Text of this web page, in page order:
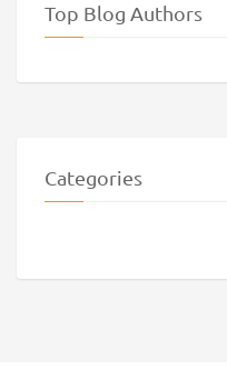
Top Blog Authors
Categories